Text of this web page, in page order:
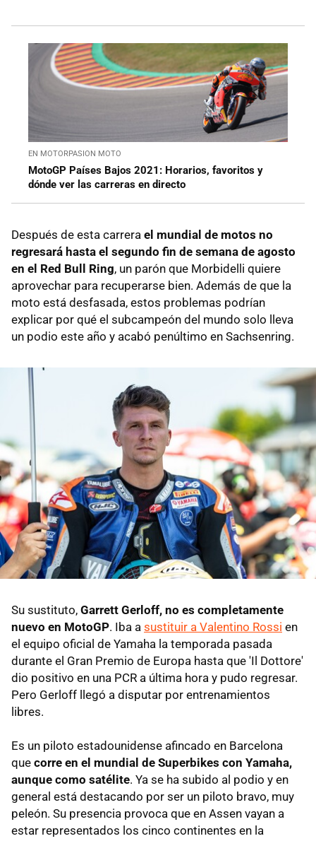
EN MOTORPASION MOTO
MotoGP Países Bajos 2021: Horarios, favoritos y
dónde ver las carreras en directo
Después de esta carrera el mundial de motos no
regresará hasta el segundo fin de semana de agosto
en el Red Bull Ring, un parón que Morbidelli quiere
aprovechar para recuperarse bien. Además de que la
moto está desfasada, estos problemas podrían
explicar por qué el subcampeón del mundo solo lleva
un podio este año y acabó penúltimo en Sachsenring.
Su sustituto, Garrett Gerloff, no es completamente
nuevo en MotoGP. Iba a sustituir a Valentino Rossi en
el equipo oficial de Yamaha la temporada pasada
durante el Gran Premio de Europa hasta que 'Il Dottore'
dio positivo en una PCR a última hora y pudo regresar.
Pero Gerloff llegó a disputar por entrenamientos
libres.
Es un piloto estadounidense afincado en Barcelona
que corre en el mundial de Superbikes con Yamaha,
aunque como satélite. Ya se ha subido al podio y en
general está destacando por ser un piloto bravo, muy
peleón. Su presencia provoca que en Assen vayan a
estar representados los cinco continentes en la